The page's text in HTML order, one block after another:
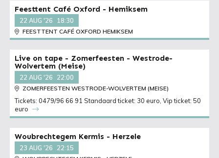
Feesttent Café Oxford - Hemiksem
22 AUG '26 18:30
FEESTTENT CAFÉ OXFORD HEMIKSEM
Live on tape - Zomerfeesten - Westrode-
Wolvertem (Meise)
22 AUG '26 22:00
ZOMERFEESTEN WESTRODE-WOLVERTEM (MEISE)
Tickets: 0479/96 66 91 Standaard ticket: 30 euro, Vip ticket: 50
euro
Woubrechtegem Kermis - Herzele
23 AUG '26 22:15